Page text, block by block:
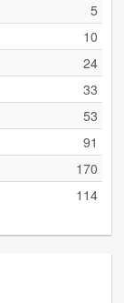
5
10
24
33
53
91
170
114